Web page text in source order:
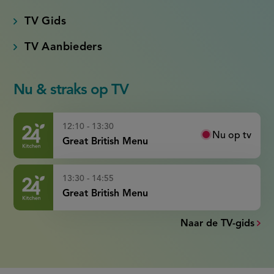
TV Gids
TV Aanbieders
Nu & straks op TV
12:10 - 13:30
Great British Menu
Nu op tv
13:30 - 14:55
Great British Menu
Naar de TV-gids